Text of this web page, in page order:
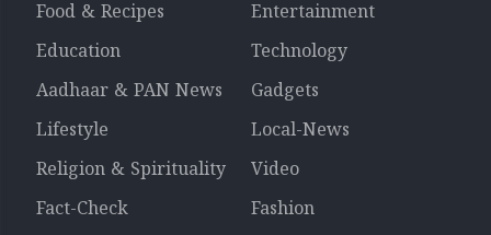
Food & Recipes
Entertainment
Education
Technology
Aadhaar & PAN News
Gadgets
Lifestyle
Local-News
Religion & Spirituality
Video
Fact-Check
Fashion